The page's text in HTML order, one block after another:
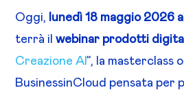
Oggi, lunedì 18 maggio 2026
terrà ilwebinar prodotti
Creazione AI”, la masterclass
BusinessinCloud pensata per